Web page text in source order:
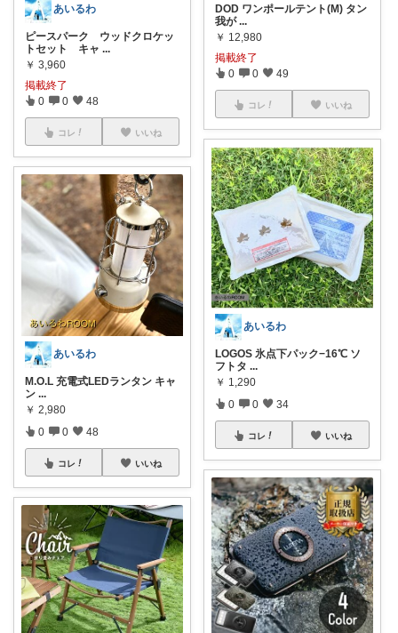
あいるわ
ピースパーク ウッドクロケッ
トセット キャ ...
￥ 3,960
掲載終了
0 0 48
コレ いいね
あいるわ
M.O.L 充電式LEDランタン キャ
ン ...
￥ 2,980
0 0 48
コレ いいね
DOD ワンポールテント(M) タン
我が ...
￥ 12,980
掲載終了
0 0 49
コレ いいね
あいるわ
LOGOS 氷点下パック−16℃ ソ
フトタ ...
￥ 1,290
0 0 34
コレ いいね